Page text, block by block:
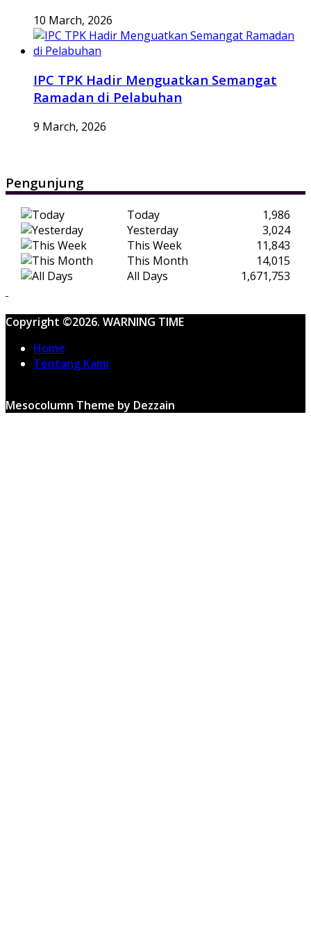
10 March, 2026
IPC TPK Hadir Menguatkan Semangat
Ramadan di Pelabuhan
9 March, 2026
Pengunjung
Today
1,986
Yesterday
3,024
This Week
11,843
This Month
14,015
All Days
1,671,753
Copyright ©2026. WARNING TIME
Home
Tentang Kami
Mesocolumn Theme by Dezzain